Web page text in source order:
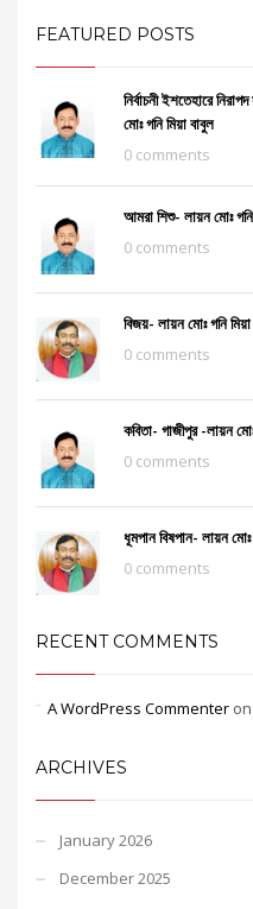
FEATURED POSTS
নির্বাচনী ইশতেহারে
মোঃ গনি মিয়া বাবুল
0 comments
আমরা শিশু- লায়ন মোঃ গনি
0 comments
বিজয়- লায়ন মোঃ গনি
0 comments
কবিতা- গাজীপুর -লায়ন
0 comments
ধূমপান বিষপান- লায়ন মোঃ
0 comments
RECENT COMMENTS
A WordPress Commenter on
ARCHIVES
January 2026
December 2025